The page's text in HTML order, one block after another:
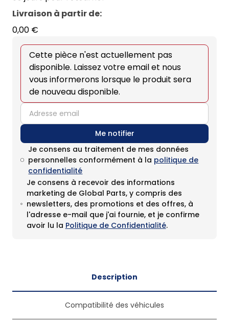
Livraison à partir de:
0,00 €
Cette pièce n'est actuellement pas
disponible. Laissez votre email et nous
vous informerons lorsque le produit sera
de nouveau disponible.
email
Me notifier
Je consens au traitement de mes données
personnelles conformément à la politique de
confidentialité
Je consens à recevoir des informations
marketing de Global Parts, y compris des
newsletters, des promotions et des offres, à
l'adresse e-mail que j'ai fournie, et je confirme
avoir lu la Politique de Confidentialité.
Description
Compatibilité des véhicules